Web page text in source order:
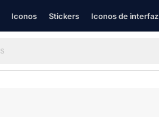
Iconos Stickers Iconos de interfaz